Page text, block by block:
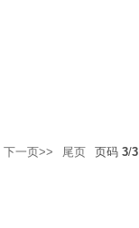
下一页>> 尾页 页码 3/3